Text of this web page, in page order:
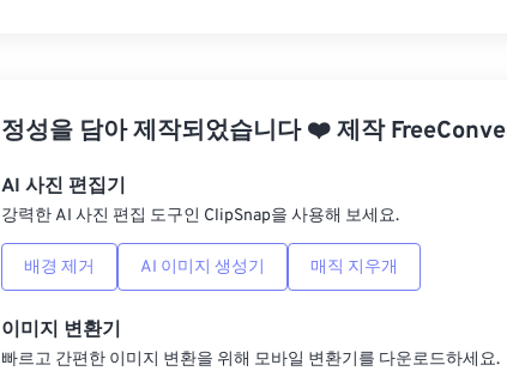
정성을 담아 제작되었습니다❤️제작
AI 사진 편집기
강력한 AI 사진 편집 도구인 ClipSnap을 사용해 보세요.
배경 제거 AI 이미지 생성기 매직 지우개
이미지 변환기
빠르고 간편한 이미지 변환을 위해 모바일 변환기를 다운로드하세요.